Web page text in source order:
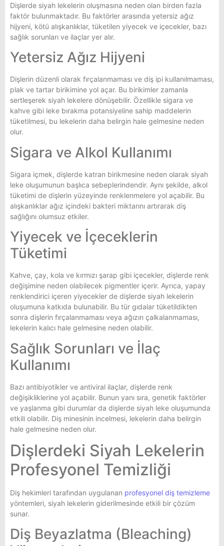
Dişlerde siyah lekelerin oluşmasına neden olan birden fazla
faktör bulunmaktadır. Bu faktörler arasında yetersiz ağız
hijyeni, kötü alışkanlıklar, tüketilen yiyecek ve içecekler, bazı
sağlık sorunları ve ilaçlar yer alır.
Yetersiz Ağız Hijyeni
Dişlerin düzenli olarak fırçalanmaması ve diş ipi kullanılmaması,
plak ve tartar birikimine yol açar. Bu birikimler zamanla
sertleşerek siyah lekelere dönüşebilir. Özellikle sigara ve
kahve gibi leke bırakma potansiyeline sahip maddelerin
tüketilmesi, bu lekelerin daha belirgin hale gelmesine neden
olur.
Sigara ve Alkol Kullanımı
Sigara içmek, dişlerde katran birikmesine neden olarak siyah
leke oluşumunun başlıca sebeplerindendir. Aynı şekilde, alkol
tüketimi de dişlerin yüzeyinde renklenmelere yol açabilir. Bu
alışkanlıklar ağız içindeki bakteri miktarını artırarak diş
sağlığını olumsuz etkiler.
Yiyecek ve İçeceklerin
Tüketimi
Kahve, çay, kola ve kırmızı şarap gibi içecekler, dişlerde renk
değişimine neden olabilecek pigmentler içerir. Ayrıca, yapay
renklendirici içeren yiyecekler de dişlerde siyah lekelerin
oluşumuna katkıda bulunabilir. Bu tür gıdalar tüketildikten
sonra dişlerin fırçalanmaması veya ağızın çalkalanmaması,
lekelerin kalıcı hale gelmesine neden olabilir.
Sağlık Sorunları ve İlaç
Kullanımı
Bazı antibiyotikler ve antiviral ilaçlar, dişlerde renk
değişikliklerine yol açabilir. Bunun yanı sıra, genetik faktörler
ve yaşlanma gibi durumlar da dişlerde siyah leke oluşumunda
etkili olabilir. Diş minesinin incelmesi, lekelerin daha belirgin
hale gelmesine neden olur.
Dişlerdeki Siyah Lekelerin
Profesyonel Temizliği
Diş hekimleri tarafından uygulanan profesyonel diş temizleme
yöntemleri, siyah lekelerin giderilmesinde etkili bir çözüm
sunar.
Diş Beyazlatma (Bleaching)